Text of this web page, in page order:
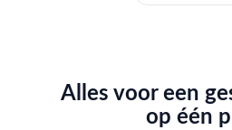
Alles voor een
op één